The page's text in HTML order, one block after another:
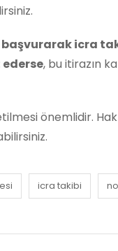
başvurarak icra
, bu itirazın
önemlidir.
icra takibi